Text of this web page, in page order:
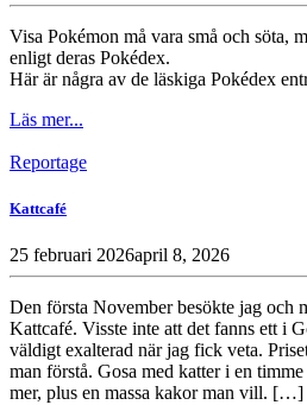
Visa Pokémon må vara små och söta,
enligt deras Pokédex.
Här är några av de läskiga Pokédex
Läs mer...
Reportage
Kattcafé
25 februari 2026april 8, 2026
Den första November besökte jag och
Kattcafé. Visste inte att det fanns ett i
väldigt exalterad när jag fick veta.
man förstå. Gosa med katter i en
mer, plus en massa kakor man vill. […]